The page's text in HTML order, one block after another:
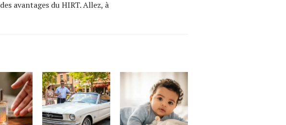
avantages du HIRT. Allez, à